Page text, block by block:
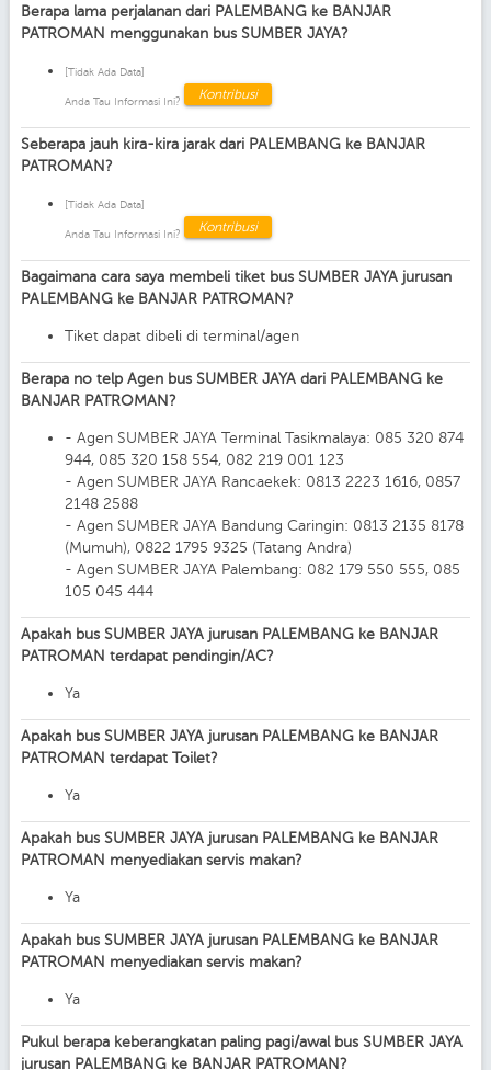
Berapa lama perjalanan dari PALEMBANG ke BANJAR
PATROMAN menggunakan bus SUMBER JAYA?
[Tidak Ada Data]
Anda Tau Informasi Ini? Kontribusi
Seberapa jauh kira-kira jarak dari PALEMBANG ke BANJAR
PATROMAN?
[Tidak Ada Data]
Anda Tau Informasi Ini? Kontribusi
Bagaimana cara saya membeli tiket bus SUMBER JAYA jurusan
PALEMBANG ke BANJAR PATROMAN?
Tiket dapat dibeli di terminal/agen
Berapa no telp Agen bus SUMBER JAYA dari PALEMBANG ke
BANJAR PATROMAN?
- Agen SUMBER JAYA Terminal Tasikmalaya: 085 320 874
944, 085 320 158 554, 082 219 001 123
- Agen SUMBER JAYA Rancaekek: 0813 2223 1616, 0857
2148 2588
- Agen SUMBER JAYA Bandung Caringin: 0813 2135 8178
(Mumuh), 0822 1795 9325 (Tatang Andra)
- Agen SUMBER JAYA Palembang: 082 179 550 555, 085
105 045 444
Apakah bus SUMBER JAYA jurusan PALEMBANG ke BANJAR
PATROMAN terdapat pendingin/AC?
Ya
Apakah bus SUMBER JAYA jurusan PALEMBANG ke BANJAR
PATROMAN terdapat Toilet?
Ya
Apakah bus SUMBER JAYA jurusan PALEMBANG ke BANJAR
PATROMAN menyediakan servis makan?
Ya
Apakah bus SUMBER JAYA jurusan PALEMBANG ke BANJAR
PATROMAN menyediakan servis makan?
Ya
Pukul berapa keberangkatan paling pagi/awal bus SUMBER JAYA
jurusan PALEMBANG ke BANJAR PATROMAN?